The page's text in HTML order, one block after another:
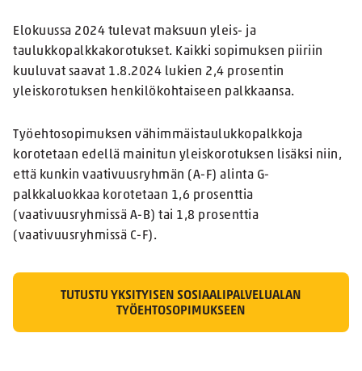
Elokuussa 2024 tulevat maksuun yleis- ja
taulukkopalkkakorotukset. Kaikki sopimuksen piiriin
kuuluvat saavat 1.8.2024 lukien 2,4 prosentin
yleiskorotuksen henkilökohtaiseen palkkaansa.
Työehtosopimuksen vähimmäistaulukkopalkkoja
korotetaan edellä mainitun yleiskorotuksen lisäksi niin,
että kunkin vaativuusryhmän (A-F) alinta G-
palkkaluokkaa korotetaan 1,6 prosenttia
(vaativuusryhmissä A-B) tai 1,8 prosenttia
(vaativuusryhmissä C-F).
TUTUSTU YKSITYISEN SOSIAALIPALVELUALAN
TYÖEHTOSOPIMUKSEEN